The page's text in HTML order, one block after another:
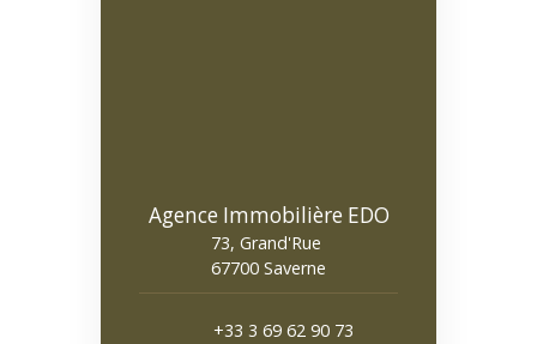
Agence Immobilière EDO
73, Grand'Rue
67700 Saverne
+33 3 69 62 90 73